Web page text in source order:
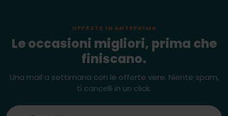
OFFERTE IN ANTEPRIMA
Le occasioni migliori, prima che
finiscano.
Una mail a settimana con le offerte vere. Niente spam,
ti cancelli in un click.